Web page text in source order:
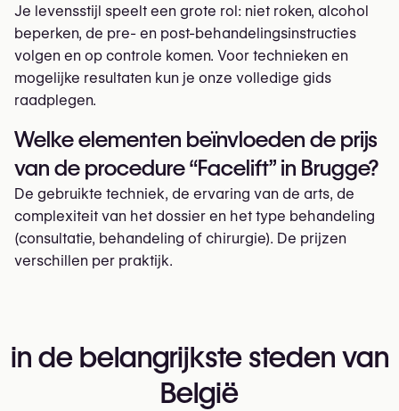
Je levensstijl speelt een grote rol: niet roken, alcohol
beperken, de pre- en post-behandelingsinstructies
volgen en op controle komen. Voor technieken en
mogelijke resultaten kun je onze volledige gids
raadplegen.
Welke elementen beïnvloeden de prijs
van de procedure “Facelift” in Brugge?
De gebruikte techniek, de ervaring van de arts, de
complexiteit van het dossier en het type behandeling
(consultatie, behandeling of chirurgie). De prijzen
verschillen per praktijk.
in de belangrijkste steden van
België